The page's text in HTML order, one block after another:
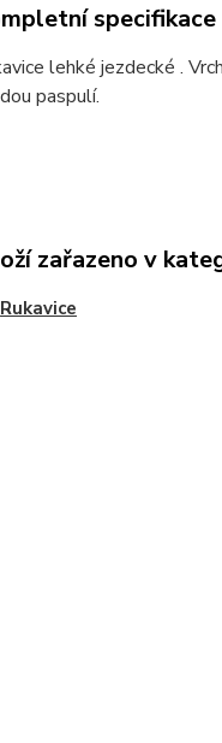
specifikace
lehké jezdecké .
paspulí.
zařazeno v
Rukavice